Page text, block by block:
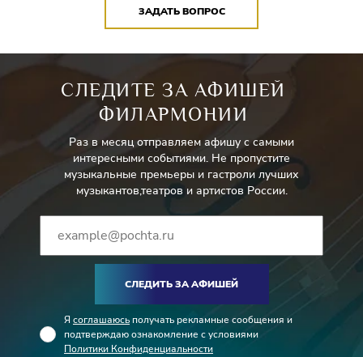
покупатели, гости Грицацуевой на свадьбе, модели, бомжи,
Танцовщицы – Марина Кузнецова, Дарина Темирбулатова,
ЗАДАТЬ ВОПРОС
СЛЕДИТЕ ЗА АФИШЕЙ
ФИЛАРМОНИИ
Раз в месяц отправляем афишу с самыми
интересными событиями. Не пропустите
музыкальные премьеры и гастроли лучших
музыкантов,театров и артистов России.
СЛЕДИТЬ ЗА АФИШЕЙ
Я соглашаюсь получать рекламные сообщения и
подтверждаю ознакомление с условиями
Политики Конфиденциальности